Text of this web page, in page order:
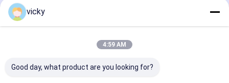
vicky
4:59 AM
Good day, what product are you looking for?